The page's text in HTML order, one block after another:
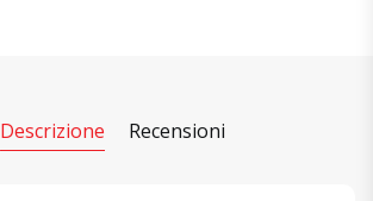
Descrizione Recensioni